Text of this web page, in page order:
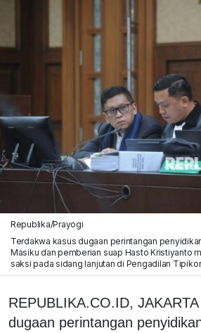
Republika/Prayogi
Terdakwa kasus dugaan perintangan
Masiku dan pemberian suap Hasto Kristiyanto
saksi pada sidang lanjutan di Pengadilan
REPUBLIKA.CO.ID,
dugaan perintangan